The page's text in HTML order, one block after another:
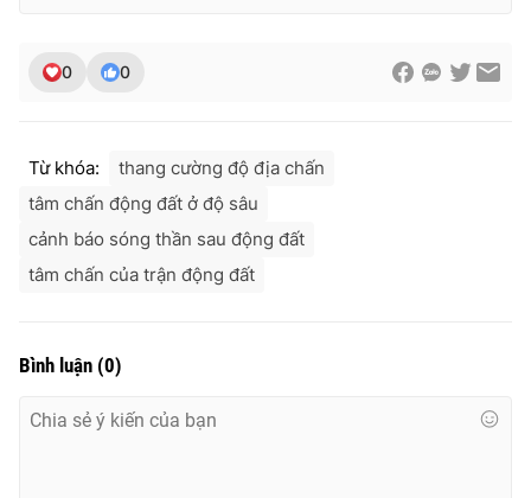
0 0
Từ khóa:
thang cường độ địa chấn
tâm chấn động đất ở độ sâu
cảnh báo sóng thần sau động đất
tâm chấn của trận động đất
Bình luận (0)